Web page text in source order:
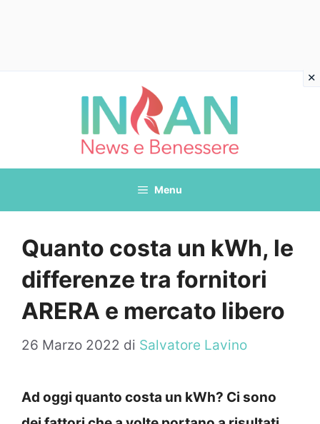
Menu
Quanto costa un kWh, le
differenze tra fornitori
ARERA e mercato libero
26 Marzo 2022 di Salvatore Lavino
Ad oggi quanto costa un kWh? Ci sono